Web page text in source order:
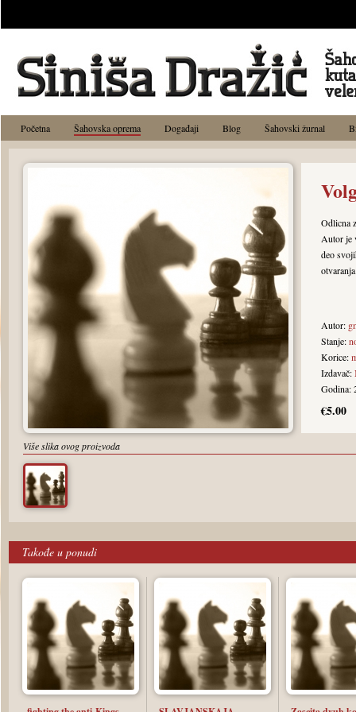
Početna Šahovska oprema Događaji Blog Šahovski žurnal
Odlicna
Autor je
deo
Autor:
Stanje:
Korice:
Izdavač:
Godina:
€5.00
Više slika ovog proizvoda
Takođe u ponudi